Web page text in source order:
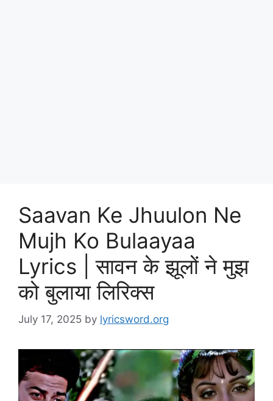
Saavan Ke Jhuulon Ne
Mujh Ko Bulaayaa
Lyrics | सावन के झूलों ने मुझ
को बुलाया लिरिक्स
July 17, 2025 by lyricsword.org